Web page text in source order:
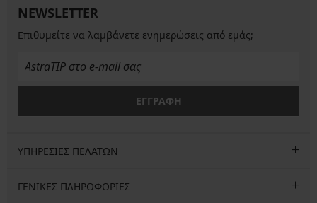
NEWSLETTER
Επιθυμείτε να λαμβάνετε ενημερώσεις από εμάς;
ΕΓΓΡΑΦΗ
ΥΠΗΡΕΣΙΕΣ ΠΕΛΑΤΩΝ
ΓΕΝΙΚΕΣ ΠΛΗΡΟΦΟΡΙΕΣ